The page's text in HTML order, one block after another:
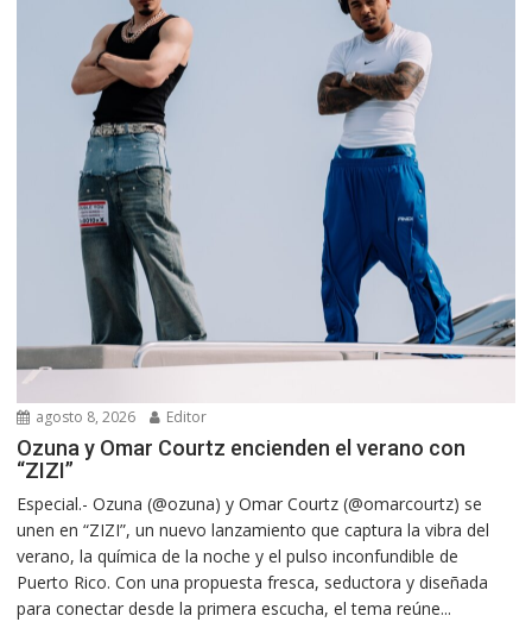
agosto 8, 2026 Editor
Ozuna y Omar Courtz encienden el verano con
“ZIZI”
Especial.- Ozuna (@ozuna) y Omar Courtz (@omarcourtz) se
unen en “ZIZI”, un nuevo lanzamiento que captura la vibra del
verano, la química de la noche y el pulso inconfundible de
Puerto Rico. Con una propuesta fresca, seductora y diseñada
para conectar desde la primera escucha, el tema reúne...